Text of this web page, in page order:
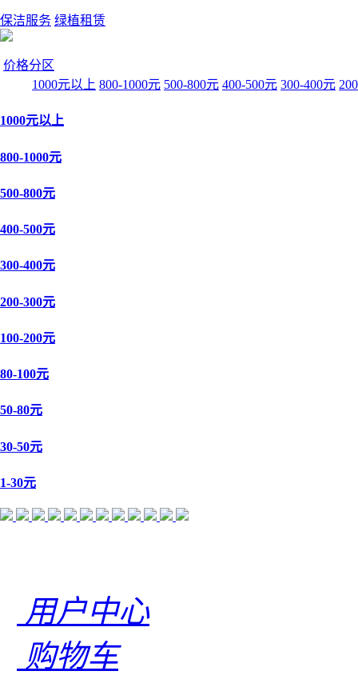
保洁服务 绿植租赁
价格分区
1000元以上 800-1000元 500-800元 400-500元 300-400元
1000元以上
800-1000元
500-800元
400-500元
300-400元
200-300元
100-200元
80-100元
50-80元
30-50元
1-30元
用户中心
购物车